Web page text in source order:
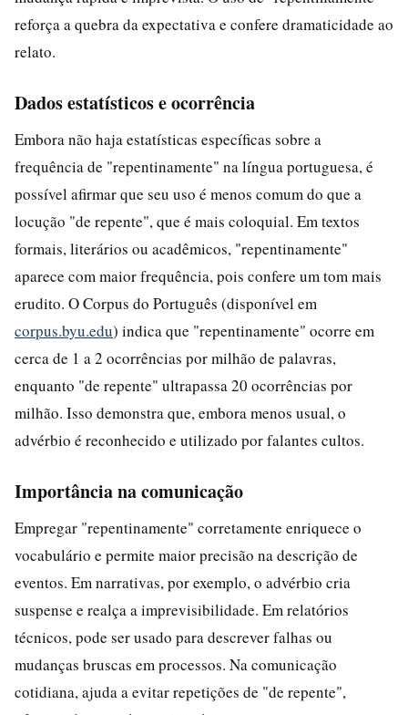
reforça a quebra da expectativa e confere dramaticidade ao
relato.
Dados estatísticos e ocorrência
Embora não haja estatísticas específicas sobre a
frequência de "repentinamente" na língua portuguesa, é
possível afirmar que seu uso é menos comum do que a
locução "de repente", que é mais coloquial. Em textos
formais, literários ou acadêmicos, "repentinamente"
aparece com maior frequência, pois confere um tom mais
erudito. O Corpus do Português (disponível em
corpus.byu.edu) indica que "repentinamente" ocorre em
cerca de 1 a 2 ocorrências por milhão de palavras,
enquanto "de repente" ultrapassa 20 ocorrências por
milhão. Isso demonstra que, embora menos usual, o
advérbio é reconhecido e utilizado por falantes cultos.
Importância na comunicação
Empregar "repentinamente" corretamente enriquece o
vocabulário e permite maior precisão na descrição de
eventos. Em narrativas, por exemplo, o advérbio cria
suspense e realça a imprevisibilidade. Em relatórios
técnicos, pode ser usado para descrever falhas ou
mudanças bruscas em processos. Na comunicação
cotidiana, ajuda a evitar repetições de "de repente",